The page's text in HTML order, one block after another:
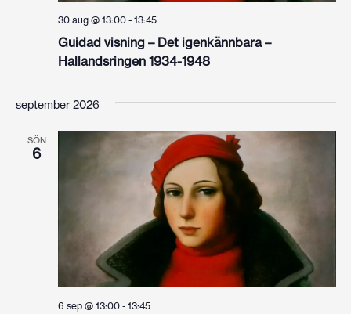
Guidad visning – Det igenkännbara –
Hallandsringen 1934-1948
30 aug @ 13:00- 13:45
september 2026
SÖN
6
6 sep @ 13:00- 13:45